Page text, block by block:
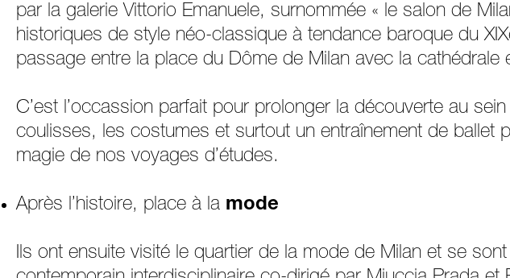
par la galerie Vittorio Emanuele, surnommée « le salon de
historiques de style néo-classique à tendance baroque du
passage entre la place du Dôme de Milan avec la cathédrale
C’est l’occassion parfait pour prolonger la découverte au
coulisses, les costumes et surtout un entraînement de ballet
magie de nos voyages d’études.
Après l’histoire, place à la mode
Ils ont ensuite visité le quartier de la mode de Milan et se